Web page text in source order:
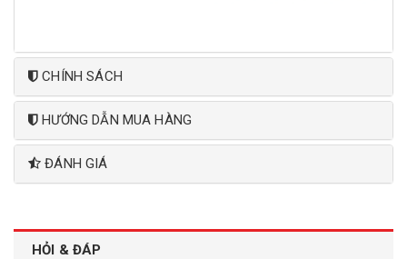
CHÍNH SÁCH
HƯỚNG DẪN MUA HÀNG
ĐÁNH GIÁ
HỎI & ĐÁP